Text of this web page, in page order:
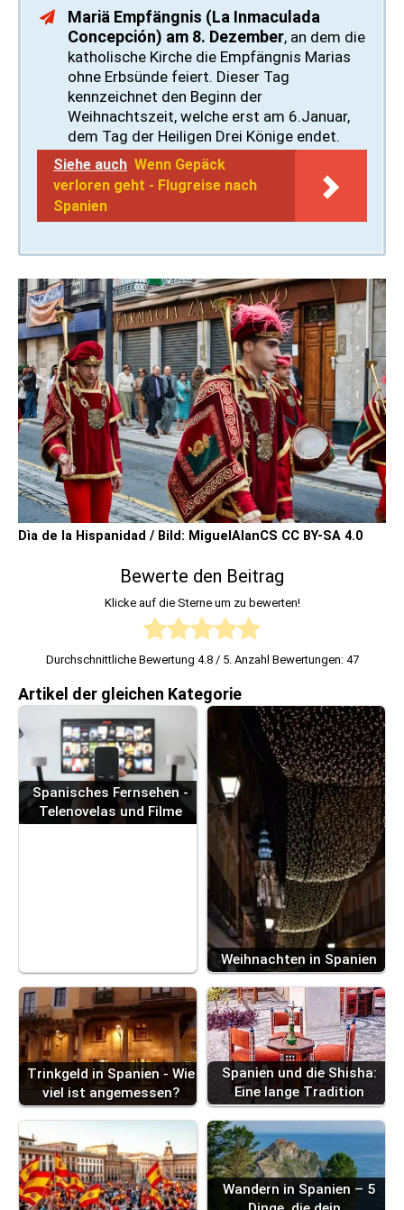
Mariä Empfängnis (La Inmaculada
Concepción) am 8. Dezember, an dem die
katholische Kirche die Empfängnis Marias
ohne Erbsünde feiert. Dieser Tag
kennzeichnet den Beginn der
Weihnachtszeit, welche erst am 6.Januar,
dem Tag der Heiligen Drei Könige endet.
Siehe auch Wenn Gepäck
verloren geht - Flugreise nach
Spanien
Dìa de la Hispanidad / Bild: MiguelAlanCS CC BY-SA 4.0
Bewerte den Beitrag
Klicke auf die Sterne um zu bewerten!
Durchschnittliche Bewertung 4.8/ 5. Anzahl Bewertungen: 47
Artikel der gleichen Kategorie
Spanisches Fernsehen -
Telenovelas und Filme
Weihnachten in Spanien
Trinkgeld in Spanien - Wie
viel ist angemessen?
Spanien und die Shisha:
Eine lange Tradition
Wandern in Spanien – 5